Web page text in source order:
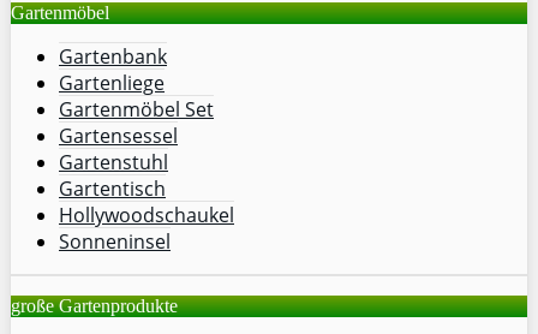
Gartenmöbel
Gartenbank
Gartenliege
Gartenmöbel Set
Gartensessel
Gartenstuhl
Gartentisch
Hollywoodschaukel
Sonneninsel
große Gartenprodukte